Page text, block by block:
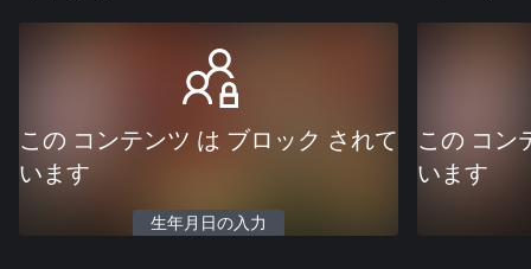
この コンテンツ は ブロック されて
います
生年月日の入力
この コン
います